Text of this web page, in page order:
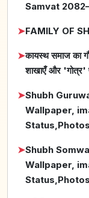
Samvat
➤FAMILY OF
➤कायस्थ समाज का
शाखाएँ और 'गोत्र'
➤Shubh
Wallpaper,
➤Shubh
Wallpaper,